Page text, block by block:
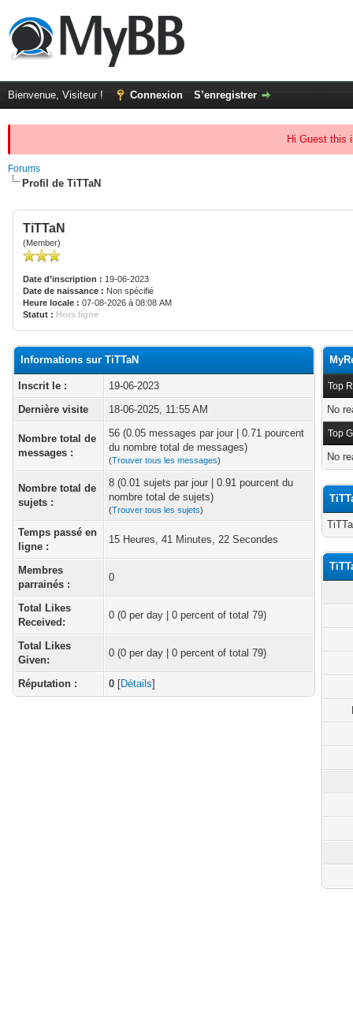
Bienvenue, Visiteur ! Connexion S’enregistrer
Hi Guest this
Forums
Profil de TiTTaN
TiTTaN
(Member)
Date d’inscription : 19-06-2023
Date de naissance : Non spécifié
Heure locale : 07-08-2026 à 08:08 AM
Statut : Hors ligne
Informations sur TiTTaN
Inscrit le :
19-06-2023
Dernière visite
18-06-2025, 11:55 AM
Nombre total de
messages :
56 (0.05 messages par jour | 0.71 pourcent
du nombre total de messages)
(Trouver tous les messages)
Nombre total de
sujets :
8 (0.01 sujets par jour | 0.91 pourcent du
nombre total de sujets)
(Trouver tous les sujets)
Temps passé en
ligne :
15 Heures, 41 Minutes, 22 Secondes
Membres
parrainés :
0
Total Likes
Received:
0 (0 per day | 0 percent of total 79)
Total Likes
Given:
0 (0 per day | 0 percent of total 79)
Réputation : 0 [Détails]
Top
No
Top
No